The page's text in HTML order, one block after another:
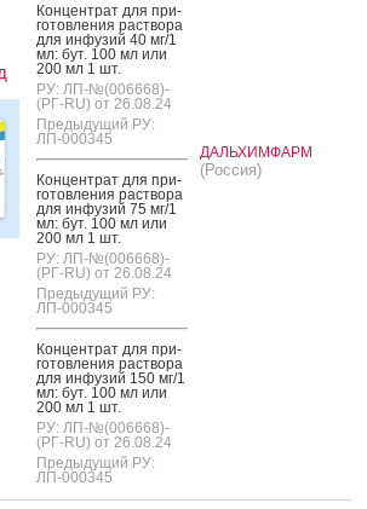
Кон­цен­трат для при­
готов­ле­ния рас­тво­ра
для ин­фу­зий 40 мг/1
мл: бут. 100 мл или
200 мл 1 шт.
РУ: ЛП-№(006668)-
(РГ-RU) от 26.08.24
Предыдущий РУ:
ЛП-000345
Кон­цен­трат для при­
готов­ле­ния рас­тво­ра
для ин­фу­зий 75 мг/1
мл: бут. 100 мл или
200 мл 1 шт.
РУ: ЛП-№(006668)-
(РГ-RU) от 26.08.24
Предыдущий РУ:
ЛП-000345
Кон­цен­трат для при­
готов­ле­ния рас­тво­ра
для ин­фу­зий 150 мг/1
мл: бут. 100 мл или
200 мл 1 шт.
РУ: ЛП-№(006668)-
(РГ-RU) от 26.08.24
Предыдущий РУ:
ЛП-000345
ДАЛЬХИМФАРМ
(Россия)